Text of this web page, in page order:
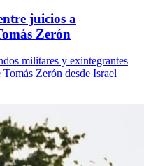
juicios a
Zerón
militares y exintegrantes
Zerón desde Israel